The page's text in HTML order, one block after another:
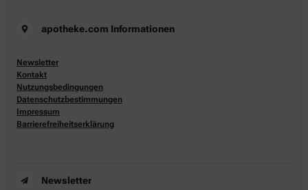
apotheke.com Informationen
Newsletter
Kontakt
Nutzungsbedingungen
Datenschutzbestimmungen
Impressum
Barrierefreiheitserklärung
Newsletter